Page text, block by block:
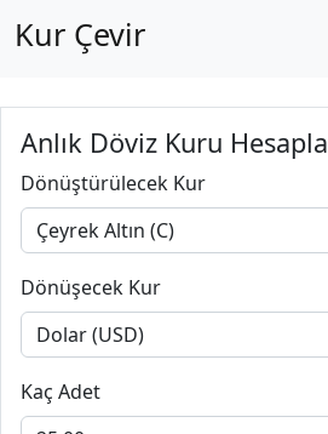
Kur Çevir
Anlık Döviz Kuru Hesapla
Dönüştürülecek Kur
Dönüşecek Kur
Kaç Adet